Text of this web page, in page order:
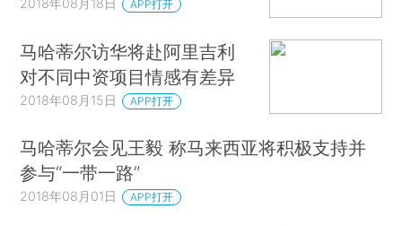
2018年08月18日 APP打开
马哈蒂尔访华将赴阿里吉利
对不同中资项目情感有差异
2018年08月15日 APP打开
马哈蒂尔会见王毅 称马来西亚将积极支持并
参与“一带一路”
2018年08月01日 APP打开